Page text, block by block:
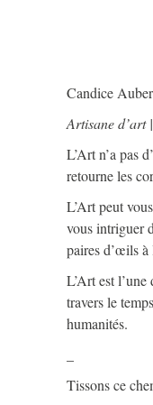
Candice
Artisane d’art
L’Art n’a pas
retourne les
L’Art peut
vous intriguer
paires d’œils à
L’Art est
travers le
humanités.
Tissons ce